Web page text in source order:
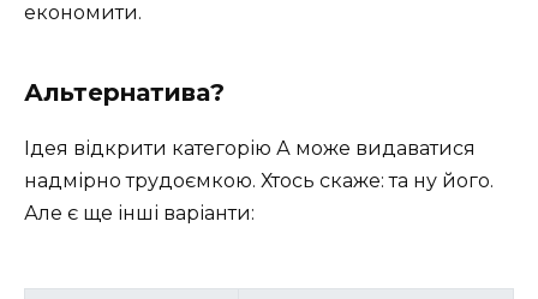
економити.
Альтернатива?
Ідея відкрити категорію А може видаватися
надмірно трудоємкою. Хтось скаже: та ну його.
Але є ще інші варіанти: